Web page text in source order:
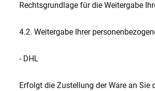
Rechtsgrundlage für die Weitergabe
4.2. Weitergabe Ihrer
- DHL
Erfolgt die Zustellung der Ware an Sie